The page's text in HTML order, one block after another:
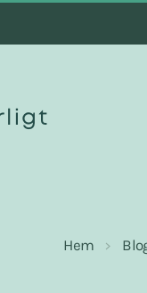
Hem